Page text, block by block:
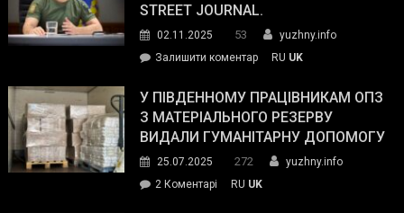
STREET JOURNAL.
02.11.2025 53
yuzhny.info
Залишити коментарon
завойовує
симпатії
виборців
The
RU UK
У ПІВДЕННОМУ ПРАЦІВНИКАМ ОПЗ
З МАТЕРІАЛЬНОГО РЕЗЕРВУ
ВИДАЛИ ГУМАНІТАРНУ ДОПОМОГУ
25.07.2025 272
yuzhny.info
2 Коментарі
RU UK